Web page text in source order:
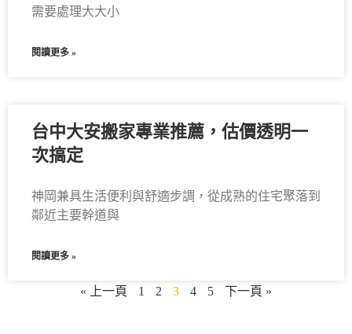
需要處理大大小
閱讀更多 »
台中大安搬家專業推薦，估價透明一
次搞定
神岡兼具生活便利與舒適步調，從成熟的住宅聚落到
鄰近主要幹道與
閱讀更多 »
« 上一頁 1 2 3 4 5 下一頁 »